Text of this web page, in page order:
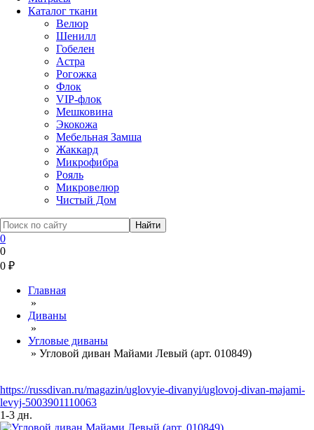
Каталог ткани
Велюр
Шенилл
Гобелен
Астра
Рогожка
Флок
VIP-флок
Мешковина
Экокожа
Мебельная Замша
Жаккард
Микрофибра
Рояль
Микровелюр
Чистый Дом
0
0
0 ₽
Главная
»
Диваны
»
Угловые диваны
» Угловой диван Майами Левый (арт. 010849)
https://russdivan.ru/magazin/uglovyie-divanyi/uglovoj-divan-majami-
levyj-5003901110063
1-3 дн.